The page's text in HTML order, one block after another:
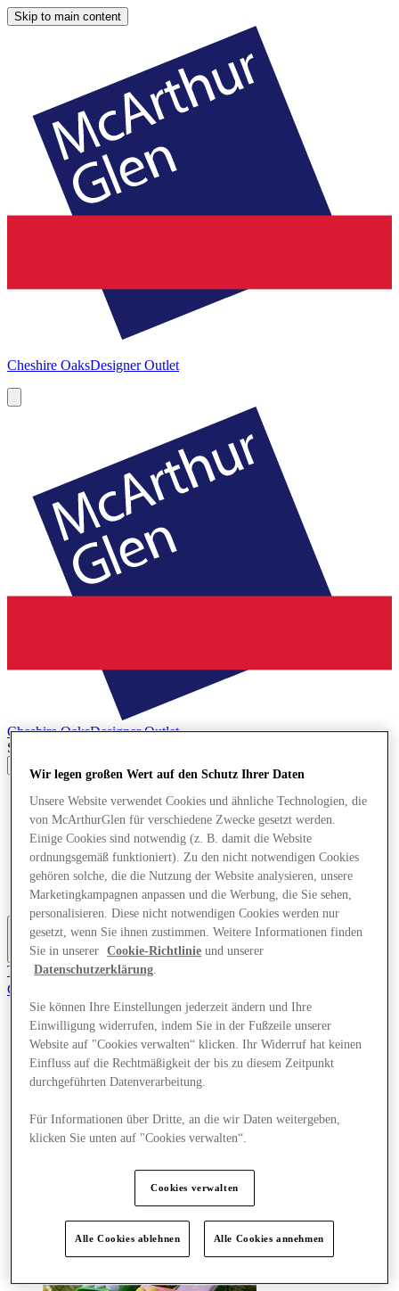
Skip to main content
Cheshire OaksDesigner Outlet
Cheshire OaksDesigner Outlet
Search input
Geschäfte
Angebote
Planen Sie Ihren Besuch
Was läuft
Essen & Trinken
Geschenkkarten
Dienstleistungen
Mehr
Tritt dem Club bei.
Gerettet
de
Geschäfte
Angebote
Planen Sie Ihren Besuch
Was läuft
Geschenkkarten
Dienstleistungen
Wir legen großen Wert auf den Schutz Ihrer Daten
Unsere Website verwendet Cookies und ähnliche Technologien, die
von McArthurGlen für verschiedene Zwecke gesetzt werden.
Einige Cookies sind notwendig (z. B. damit die Website
ordnungsgemäß funktioniert). Zu den nicht notwendigen Cookies
gehören solche, die die Nutzung der Website analysieren, unsere
Marketingkampagnen anpassen und die Werbung, die Sie sehen,
personalisieren. Diese nicht notwendigen Cookies werden nur
gesetzt, wenn Sie ihnen zustimmen. Weitere Informationen finden
Sie in unserer
Cookie-Richtlinie und unserer
Datenschutzerklärung.
Sie können Ihre Einstellungen jederzeit ändern und Ihre
Einwilligung widerrufen, indem Sie in der Fußzeile unserer
Website auf "Cookies verwalten“ klicken. Ihr Widerruf hat keinen
Einfluss auf die Rechtmäßigkeit der bis zu diesem Zeitpunkt
durchgeführten Datenverarbeitung.
Für Informationen über Dritte, an die wir Daten weitergeben,
klicken Sie unten auf "Cookies verwalten“.
Cookies verwalten
Alle Cookies ablehnen Alle Cookies annehmen